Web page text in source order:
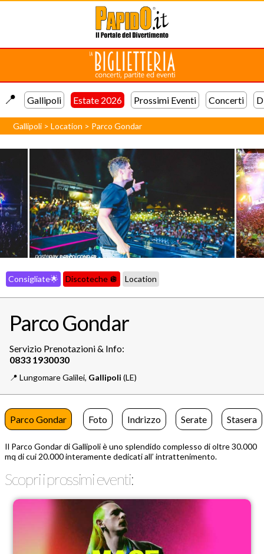
📍️ Gallipoli Estate 2026 Prossimi Eventi Concerti
Gallipoli >Location > Parco Gondar
Consigliate🌟 Discoteche 🪩 Location
Parco Gondar
Servizio Prenotazioni & Info:
📍️ Lungomare Galilei, Gallipoli (LE)
Parco Gondar Foto Indrizzo Serate Stasera
Il Parco Gondar di Gallipoli è uno splendido complesso di oltre 30.000
mq di cui 20.000 interamente dedicati all’ intrattenimento.
Scopri i prossimi eventi: